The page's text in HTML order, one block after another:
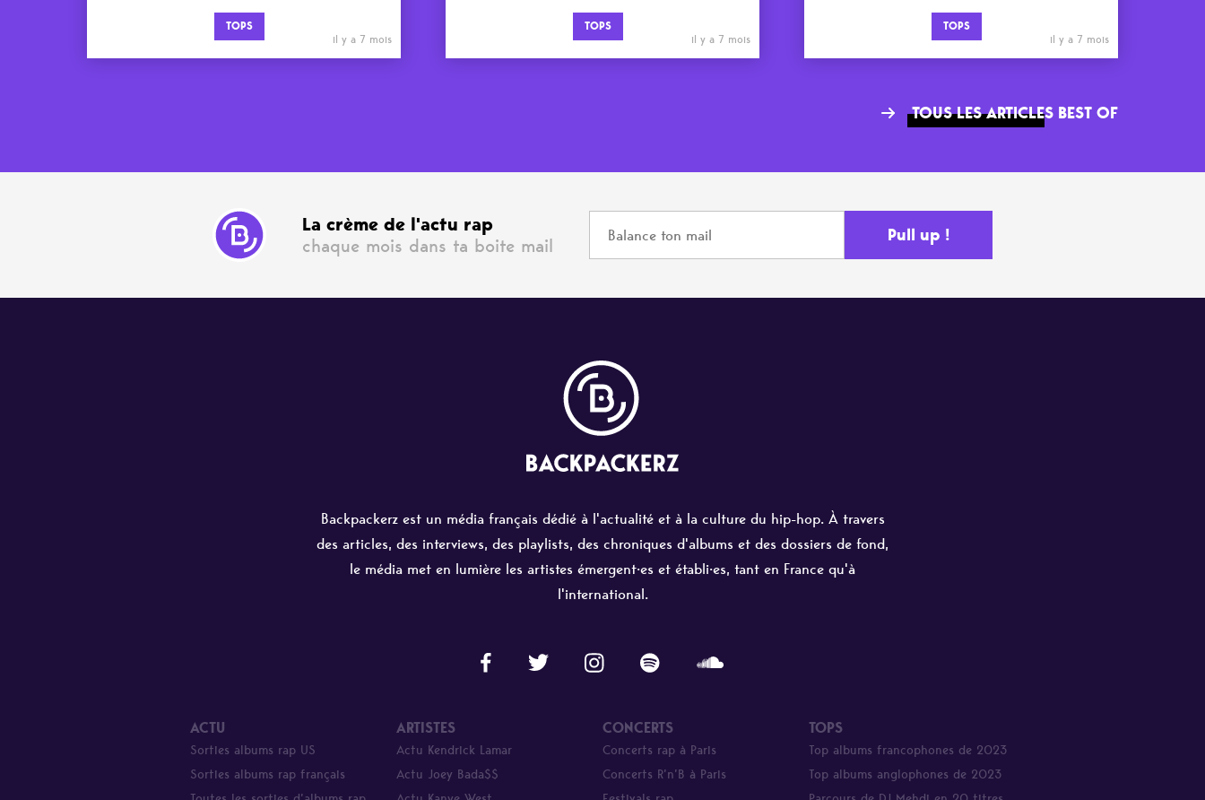
TOPS
il y a 7 mois
TOPS
il y a 7 mois
TOPS
il y a 7 mois
TOUS LES ARTICLES BEST OF
La crème de l'actu rap
chaque mois dans ta boite mail
Backpackerz est un média français dédié à l'actualité et à la culture du hip-hop. À travers
des articles, des interviews, des playlists, des chroniques d'albums et des dossiers de fond,
le média met en lumière les artistes émergent·es et établi·es, tant en France qu'à
l'international.
ACTU
Sorties albums rap US
Sorties albums rap français
ARTISTES
Actu Kendrick Lamar
Actu Joey Bada$$
CONCERTS
Concerts rap à Paris
Concerts R’n’B à Paris
TOPS
Top albums francophones de 2023
Top albums anglophones de 2023